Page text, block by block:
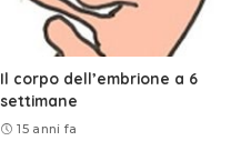
Il corpo dell’embrione a 6
settimane
15 anni fa